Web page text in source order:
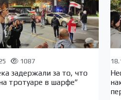
1087
задержали за то, что
тротуаре в шарфе”